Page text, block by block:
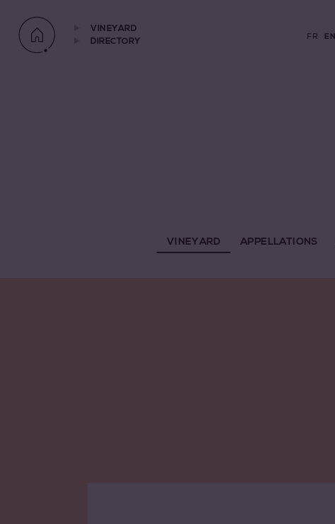
VINEYARD
DIRECTORY
FR EN
VINEYARD APPELLATIONS